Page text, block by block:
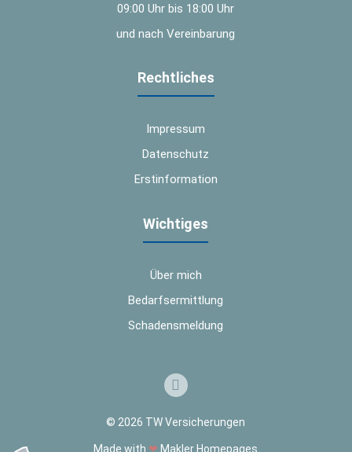
09:00 Uhr bis 18:00 Uhr
und nach Vereinbarung
Rechtliches
Impressum
Datenschutz
Erstinformation
Wichtiges
Über mich
Bedarfsermittlung
Schadensmeldung
© 2026 TW Versicherungen
Made with ❤ Makler Homepages